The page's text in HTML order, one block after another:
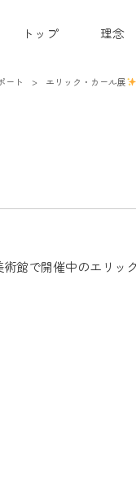
トップ 理念
ート > エリック・カール展
館で開催中のエリッ